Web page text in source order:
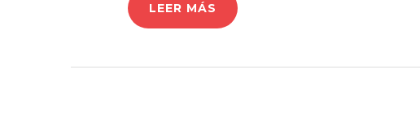
LEER MÁS